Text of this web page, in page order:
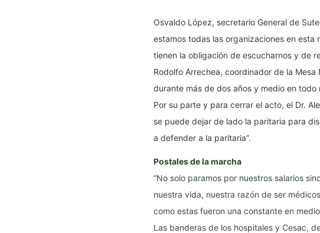
Osvaldo López, secretario General de
estamos todas las organizaciones en
tienen la obligación de escucharnos y de
Rodolfo Arrechea, coordinador de la Mesa
durante más de dos años y medio en
Por su parte y para cerrar el acto, el Dr.
se puede dejar de lado la paritaria para
a defender a la paritaria”.
Postales de la marcha
“No solo paramos por nuestros salarios
nuestra vida, nuestra razón de ser
como estas fueron una constante en
Las banderas de los hospitales y Cesac,